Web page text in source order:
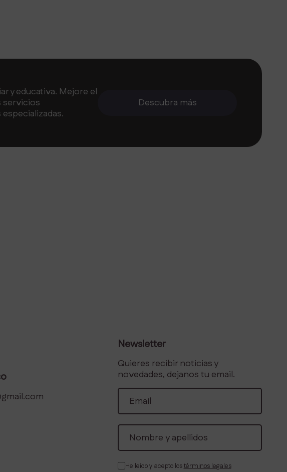
y educativa. Mejore el
servicios
Descubra más
Newsletter
Quieres recibir noticias y
novedades, dejanos tu email.
He leído y acepto lostérminos legales